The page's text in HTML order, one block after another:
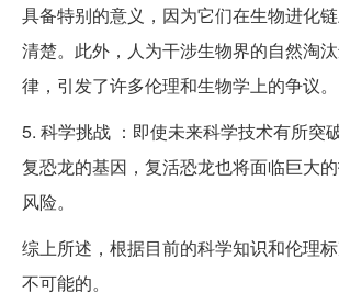
具备特别的意义，因为它们在生物进化
清楚。此外，人为干涉生物界的自然淘
律，引发了许多伦理和生物学上的争议。
5. 科学挑战 ：即使未来科学技术有所突
复恐龙的基因，复活恐龙也将面临巨大
风险。
综上所述，根据目前的科学知识和伦理
不可能的。